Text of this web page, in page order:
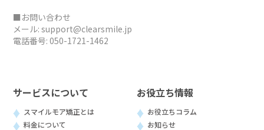
■お問い合わせ
メール: support@clearsmile.jp
電話番号: 050-1721-1462
サービスについて
スマイルモア矯正とは
料金について
お役立ち情報
お役立ちコラム
お知らせ